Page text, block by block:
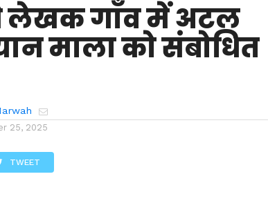
लेखक गाँव में अटल
माला को संबोधित
25, 2025
TWEET